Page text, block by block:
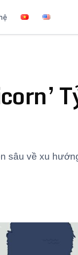
sâu về xu